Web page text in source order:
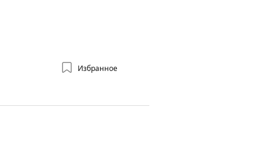
Избранное